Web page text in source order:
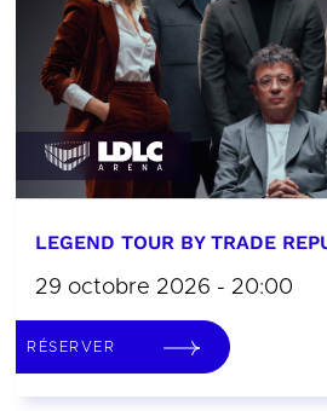
LEGEND TOUR BY TRADE
29 octobre 2026 - 20:00
RÉSERVER